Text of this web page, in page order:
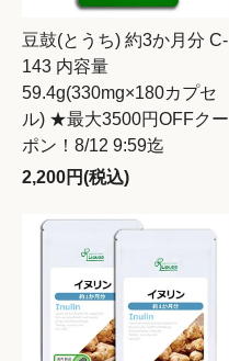
豆鼓(とうち) 約3か月分 C-
143 内容量
59.4g(330mg×180カプセ
ル) ★最大3500円OFFクー
ポン！8/12 9:59迄
2,200円(税込)